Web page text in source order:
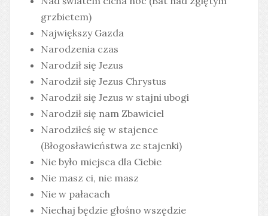
grzbietem)
Największy Gazda
Narodzenia czas
Narodził się Jezus
Narodził się Jezus Chrystus
Narodził się Jezus w stajni ubogi
Narodził się nam Zbawiciel
Narodziłeś się w stajence
(Błogosławieństwa ze stajenki)
Nie było miejsca dla Ciebie
Nie masz ci, nie masz
Nie w pałacach
Niechaj będzie głośno wszędzie